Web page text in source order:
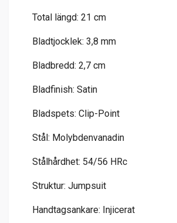
Total längd: 21 cm
Bladtjocklek: 3,8 mm
Bladbredd: 2,7 cm
Bladfinish: Satin
Bladspets: Clip-Point
Stål: Molybdenvanadin
Stålhårdhet: 54/56 HRc
Struktur: Jumpsuit
Handtagsankare: Injicerat